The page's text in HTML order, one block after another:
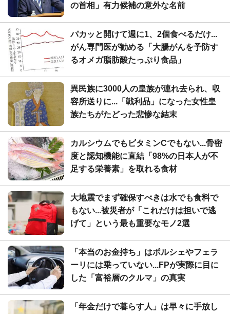
の首相」有力候補の意外な名前
パカッと開けて週に1、2個食べるだけ...
がん専門医が勧める「大腸がんを予防す
るオメガ脂肪酸たっぷり食品」
異民族に3000人の皇族が連れ去られ、収
容所送りに...「戦利品」になった女性皇
族たちがたどった悲惨な結末
カルシウムでもビタミンCでもない...骨密
度と認知機能に直結「98%の日本人が不
足する栄養素」を取れる食材
大地震でまず確保すべきは水でも食料で
もない...被災者が「これだけは担いで逃
げて」という最も重要なモノ2選
「本当のお金持ち」はポルシェやフェラ
ーリには乗っていない...FPが実際に目に
した「富裕層のクルマ」の真実
「年金だけで暮らす人」は早々に手放し